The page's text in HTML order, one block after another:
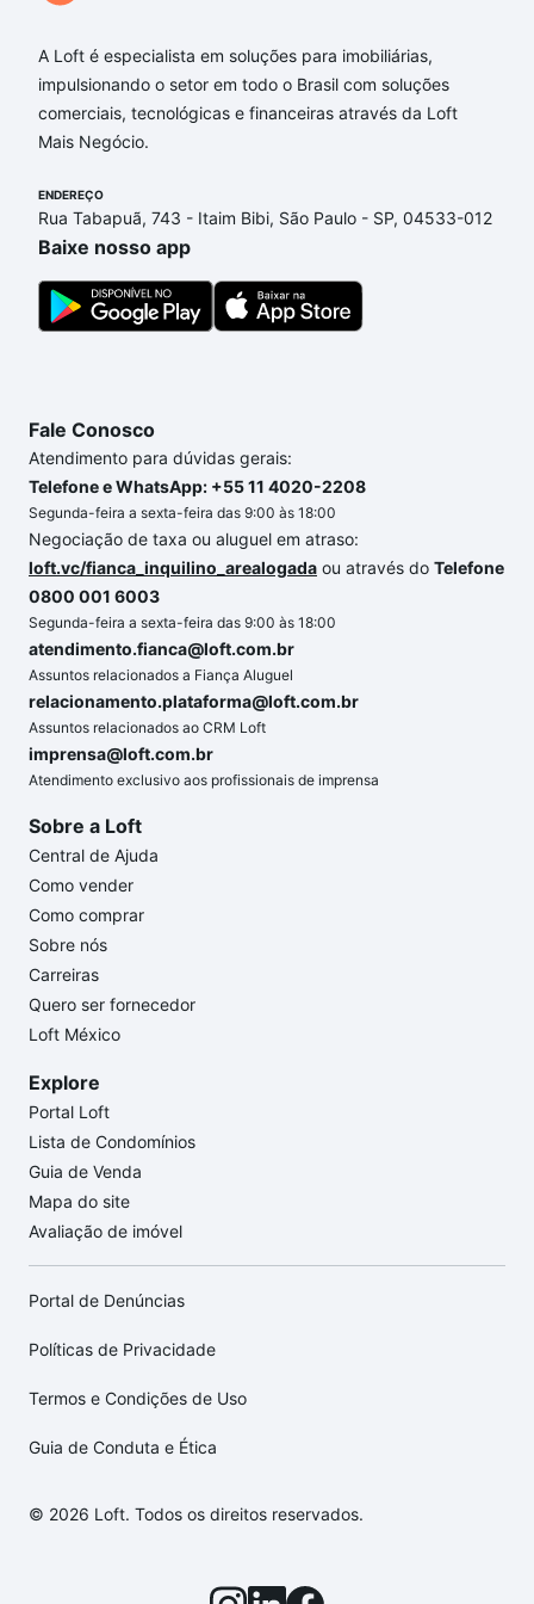
Apartamentos com 3 quartos à venda em Jardim
Quarto Centenário, Campinas, SP que custam a
partir de R$ 0 e com nossas opções de
financiamento imobiliário as parcelas podem se
dúvida dos custos envolvidos no processo de
compra, veja em nosso portal quanto custa comprar
um apartamento e conte com a gente para comprar
o imóvel dos seus sonhos com segurança e
conforto. Loft, com você até as chaves.
A Loft é especialista em soluções para imobiliárias,
impulsionando o setor em todo o Brasil com soluções
comerciais, tecnológicas e financeiras através da Loft
Mais Negócio.
ENDEREÇO
Rua Tabapuã, 743 - Itaim Bibi, São Paulo - SP, 04533-012
Baixe nosso app
Fale Conosco
Atendimento para dúvidas gerais:
Telefone e WhatsApp: +55 11 4020-2208
Segunda-feira a sexta-feira das 9:00 às 18:00
Negociação de taxa ou aluguel em atraso:
loft.vc/fianca_inquilino_arealogada ou através do Telefone
0800 001 6003
Segunda-feira a sexta-feira das 9:00 às 18:00
atendimento.fianca@loft.com.br
Assuntos relacionados a Fiança Aluguel
relacionamento.plataforma@loft.com.br
Assuntos relacionados ao CRM Loft
imprensa@loft.com.br
Atendimento exclusivo aos profissionais de imprensa
Sobre a Loft
Central de Ajuda
Como vender
Como comprar
Sobre nós
Carreiras
Quero ser fornecedor
Loft México
Explore
Portal Loft
Lista de Condomínios
Guia de Venda
Mapa do site
Avaliação de imóvel
Portal de Denúncias
Políticas de Privacidade
Termos e Condições de Uso
Guia de Conduta e Ética
© 2026 Loft. Todos os direitos reservados.